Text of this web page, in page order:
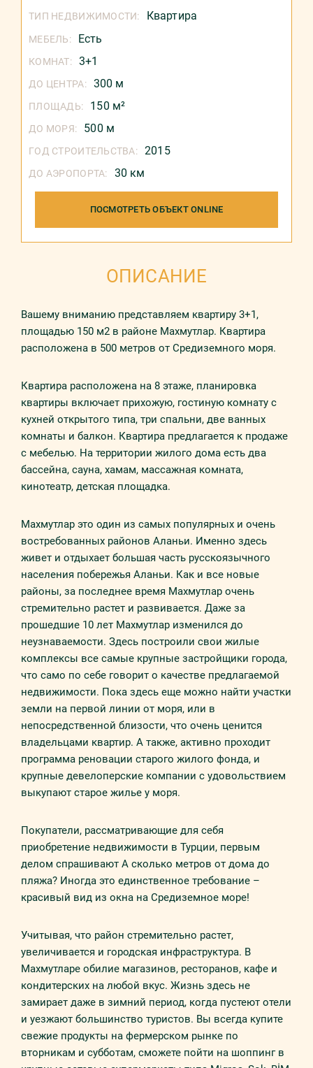
ТИП НЕДВИЖИМОСТИ: Квартира
МЕБЕЛЬ: Есть
КОМНАТ: 3+1
ДО ЦЕНТРА: 300 м
ПЛОЩАДЬ: 150 м²
ДО МОРЯ: 500 м
ГОД СТРОИТЕЛЬСТВА: 2015
ДО АЭРОПОРТА: 30 км
ПОСМОТРЕТЬ ОБЪЕКТ ONLINE
ОПИСАНИЕ
Вашему вниманию представляем квартиру 3+1,
площадью 150 м2 в районе Махмутлар. Квартира
расположена в 500 метров от Средиземного моря.
Квартира расположена на 8 этаже, планировка
квартиры включает прихожую, гостиную комнату с
кухней открытого типа, три спальни, две ванных
комнаты и балкон. Квартира предлагается к продаже
с мебелью. На территории жилого дома есть два
бассейна, сауна, хамам, массажная комната,
кинотеатр, детская площадка.
Махмутлар это один из самых популярных и очень
востребованных районов Аланьи. Именно здесь
живет и отдыхает большая часть русскоязычного
населения побережья Аланьи. Как и все новые
районы, за последнее время Махмутлар очень
стремительно растет и развивается. Даже за
прошедшие 10 лет Махмутлар изменился до
неузнаваемости. Здесь построили свои жилые
комплексы все самые крупные застройщики города,
что само по себе говорит о качестве предлагаемой
недвижимости. Пока здесь еще можно найти участки
земли на первой линии от моря, или в
непосредственной близости, что очень ценится
владельцами квартир. А также, активно проходит
программа реновации старого жилого фонда, и
крупные девелоперские компании с удовольствием
выкупают старое жилье у моря.
Покупатели, рассматривающие для себя
приобретение недвижимости в Турции, первым
делом спрашивают А сколько метров от дома до
пляжа? Иногда это единственное требование –
красивый вид из окна на Средиземное море!
Учитывая, что район стремительно растет,
увеличивается и городская инфраструктура. В
Махмутларе обилие магазинов, ресторанов, кафе и
кондитерских на любой вкус. Жизнь здесь не
замирает даже в зимний период, когда пустеют отели
и уезжают большинство туристов. Вы всегда купите
свежие продукты на фермерском рынке по
вторникам и субботам, сможете пойти на шоппинг в